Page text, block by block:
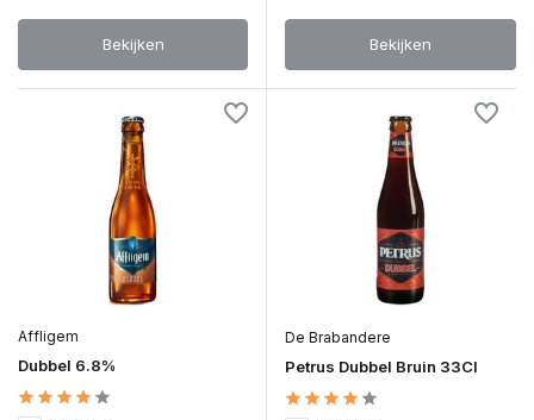
Bekijken Bekijken
Affligem
Dubbel 6.8%
De Brabandere
Petrus Dubbel Bruin 33Cl